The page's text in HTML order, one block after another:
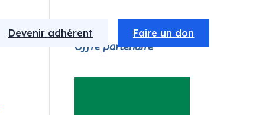
Devenir adhérent Faire un don
Offre partenaire